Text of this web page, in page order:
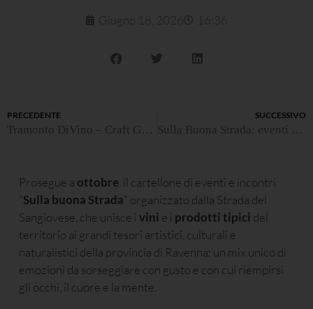
Giugno 18, 2026 16:36
PRECEDENTE
Tramonto DiVino – Craft Gin Festival 24 Luglio 2026
SUCCESSIVO
Sulla Buona Strada: eventi 2026
Prosegue a ottobre il cartellone di eventi e incontri
“ Sulla buona Strada“ organizzato dalla Strada del
Sangiovese, che unisce ivini e i prodotti tipici del
territorio ai grandi tesori artistici, culturali e
naturalistici della provincia di Ravenna: un mix unico di
emozioni da sorseggiare con gusto e con cui riempirsi
gli occhi, il cuore e la mente.